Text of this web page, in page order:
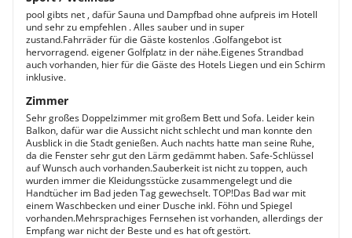
pool gibts net , dafür Sauna und Dampfbad ohne aufpreis im Hotell
und sehr zu empfehlen . Alles sauber und in super
zustand.Fahrräder für die Gäste kostenlos .Golfangebot ist
hervorragend. eigener Golfplatz in der nähe.Eigenes Strandbad
auch vorhanden, hier für die Gäste des Hotels Liegen und ein Schirm
inklusive.
Zimmer
Sehr großes Doppelzimmer mit großem Bett und Sofa. Leider kein
Balkon, dafür war die Aussicht nicht schlecht und man konnte den
Ausblick in die Stadt genießen. Auch nachts hatte man seine Ruhe,
da die Fenster sehr gut den Lärm gedämmt haben. Safe-Schlüssel
auf Wunsch auch vorhanden.Sauberkeit ist nicht zu toppen, auch
wurden immer die Kleidungsstücke zusammengelegt und die
Handtücher im Bad jeden Tag gewechselt. TOP!Das Bad war mit
einem Waschbecken und einer Dusche inkl. Föhn und Spiegel
vorhanden.Mehrsprachiges Fernsehen ist vorhanden, allerdings der
Empfang war nicht der Beste und es hat oft gestört.